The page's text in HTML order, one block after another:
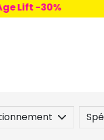
Lift -30%